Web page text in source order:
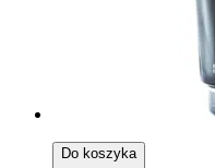
Do koszyka